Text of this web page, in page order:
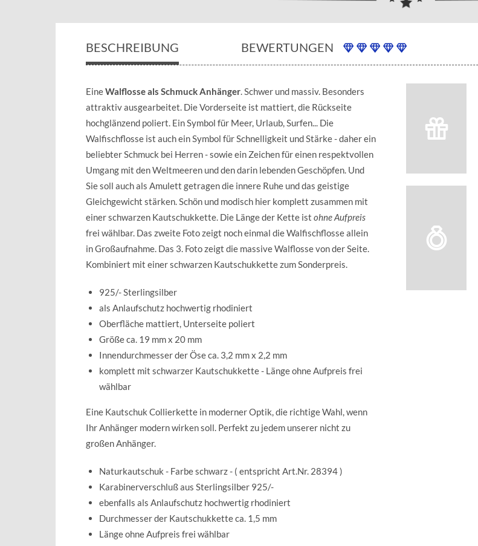
BESCHREIBUNG BEWERTUNGEN
EineWalflosse als Schmuck Anhänger . Schwer und massiv. Besonders
attraktiv ausgearbeitet. Die Vorderseite ist mattiert, die Rückseite
hochglänzend poliert. Ein Symbol für Meer, Urlaub, Surfen... Die
Walfischflosse ist auch ein Symbol für Schnelligkeit und Stärke - daher ein
beliebter Schmuck bei Herren - sowie ein Zeichen für einen respektvollen
Umgang mit den Weltmeeren und den darin lebenden Geschöpfen. Und
Sie soll auch als Amulett getragen die innere Ruhe und das geistige
Gleichgewicht stärken. Schön und modisch hier komplett zusammen mit
einer schwarzen Kautschukkette. Die Länge der Kette ist ohne Aufpreis
frei wählbar. Das zweite Foto zeigt noch einmal die Walfischflosse allein
in Großaufnahme. Das 3. Foto zeigt die massive Walflosse von der Seite.
Kombiniert mit einer schwarzen Kautschukkette zum Sonderpreis.
925/- Sterlingsilber
als Anlaufschutz hochwertig rhodiniert
Oberfläche mattiert, Unterseite poliert
Größe ca. 19 mm x 20 mm
Innendurchmesser der Öse ca. 3,2 mm x 2,2 mm
komplett mit schwarzer Kautschukkette - Länge ohne Aufpreis frei
wählbar
Eine Kautschuk Collierkette in moderner Optik, die richtige Wahl, wenn
Ihr Anhänger modern wirken soll. Perfekt zu jedem unserer nicht zu
großen Anhänger.
Naturkautschuk - Farbe schwarz - ( entspricht Art.Nr. 28394 )
Karabinerverschluß aus Sterlingsilber 925/-
ebenfalls als Anlaufschutz hochwertig rhodiniert
Durchmesser der Kautschukkette ca. 1,5 mm
Länge ohne Aufpreis frei wählbar